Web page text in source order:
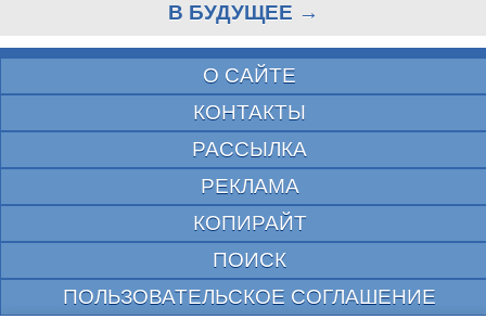
В БУДУЩЕЕ →
О САЙТЕ
КОНТАКТЫ
РАССЫЛКА
РЕКЛАМА
КОПИРАЙТ
ПОИСК
ПОЛЬЗОВАТЕЛЬСКОЕ СОГЛАШЕНИЕ